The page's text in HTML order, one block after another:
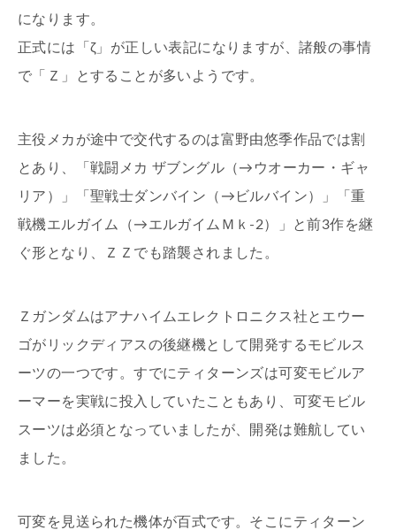
になります。
正式には「ζ」が正しい表記になりますが、諸般の事情
で「Ｚ」とすることが多いようです。
主役メカが途中で交代するのは富野由悠季作品では割
とあり、「戦闘メカ ザブングル（→ウオーカー・ギャ
リア）」「聖戦士ダンバイン（→ビルバイン）」「重
戦機エルガイム（→エルガイムＭｋ-2）」と前3作を継
ぐ形となり、ＺＺでも踏襲されました。
Ｚガンダムはアナハイムエレクトロニクス社とエウー
ゴがリックディアスの後継機として開発するモビルス
ーツの一つです。すでにティターンズは可変モビルア
ーマーを実戦に投入していたこともあり、可変モビル
スーツは必須となっていましたが、開発は難航してい
ました。
可変を見送られた機体が百式です。そこにティターン